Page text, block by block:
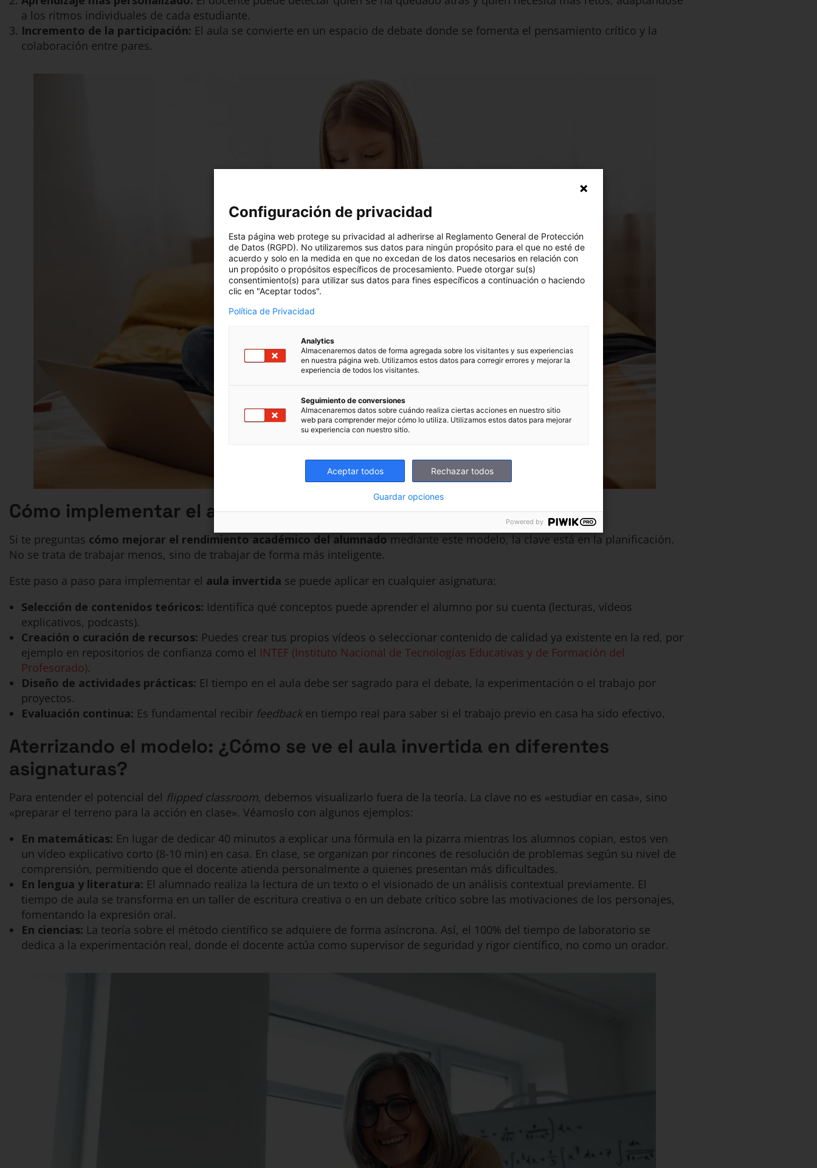
a los ritmos individuales de cada estudiante.
Incremento de la participación: El aula se convierte en un espacio de debate donde se fomenta el pensamiento crítico y la
colaboración entre pares.
Cómo implementar el aula invertida paso a paso
Si te preguntas cómo mejorar el rendimiento académico del alumnado mediante este modelo, la clave está en la planificación.
No se trata de trabajar menos, sino de trabajar de forma más inteligente.
Este paso a paso para implementar el aula invertida se puede aplicar en cualquier asignatura:
Selección de contenidos teóricos: Identifica qué conceptos puede aprender el alumno por su cuenta (lecturas, vídeos
explicativos, podcasts).
Creación o curación de recursos: Puedes crear tus propios vídeos o seleccionar contenido de calidad ya existente en la red, por
ejemplo en repositorios de confianza como el INTEF (Instituto Nacional de Tecnologías Educativas y de Formación del
Profesorado).
Diseño de actividades prácticas: El tiempo en el aula debe ser sagrado para el debate, la experimentación o el trabajo por
proyectos.
Evaluación continua: Es fundamental recibir feedbacken tiempo real para saber si el trabajo previo en casa ha sido efectivo.
Aterrizando el modelo: ¿Cómo se ve el aula invertida en diferentes
asignaturas?
Para entender el potencial del flipped classroom, debemos visualizarlo fuera de la teoría. La clave no es «estudiar en casa», sino
«preparar el terreno para la acción en clase». Véamoslo con algunos ejemplos:
En matemáticas: En lugar de dedicar 40 minutos a explicar una fórmula en la pizarra mientras los alumnos copian, estos ven
un vídeo explicativo corto (8-10 min) en casa. En clase, se organizan por rincones de resolución de problemas según su nivel de
comprensión, permitiendo que el docente atienda personalmente a quienes presentan más dificultades.
En lengua y literatura: El alumnado realiza la lectura de un texto o el visionado de un análisis contextual previamente. El
tiempo de aula se transforma en un taller de escritura creativa o en un debate crítico sobre las motivaciones de los personajes,
fomentando la expresión oral.
En ciencias: La teoría sobre el método científico se adquiere de forma asíncrona. Así, el 100% del tiempo de laboratorio se
dedica a la experimentación real, donde el docente actúa como supervisor de seguridad y rigor científico, no como un orador.
Configuración de privacidad
Esta página web protege su privacidad al adherirse al Reglamento General de Protección
de Datos (RGPD). No utilizaremos sus datos para ningún propósito para el que no esté de
acuerdo y solo en la medida en que no excedan de los datos necesarios en relación con
un propósito o propósitos específicos de procesamiento. Puede otorgar su(s)
consentimiento(s) para utilizar sus datos para fines específicos a continuación o haciendo
clic en "Aceptar todos".
Política de Privacidad
Analytics
Almacenaremos datos de forma agregada sobre los visitantes y sus experiencias
en nuestra página web. Utilizamos estos datos para corregir errores y mejorar la
experiencia de todos los visitantes.
Seguimiento de conversiones
Almacenaremos datos sobre cuándo realiza ciertas acciones en nuestro sitio
web para comprender mejor cómo lo utiliza. Utilizamos estos datos para mejorar
su experiencia con nuestro sitio.
Aceptar todos Rechazar todos
Guardar opciones
Powered by